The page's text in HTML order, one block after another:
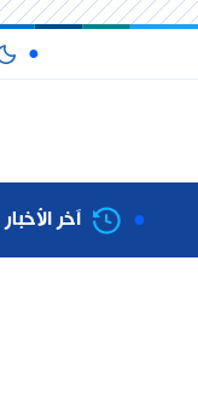
آخر الأخبار